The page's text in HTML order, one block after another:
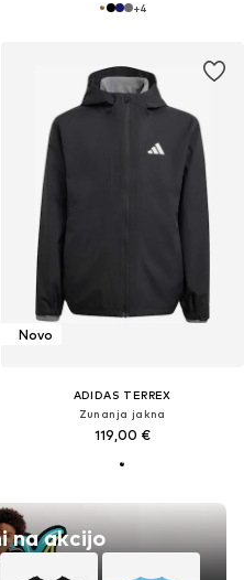
+4
na akcijo
Novo
ADIDAS TERREX
Zunanja jakna
119,00 €